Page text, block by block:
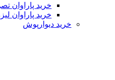
خرید پاراوان
خرید پاراوان
خرید دیوارپوش